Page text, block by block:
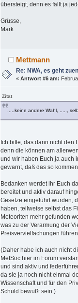
übersteigt, denn es fällt ja
Grüsse,
Mark
Mettmann
Re: NWA, es geht
«Antwort #6 am:
Zitat
.....keine andere Wahl, .....,
Ich bitte, das dann nicht den
denn die können am
und wir haben Euch ja auch
gewarnt, daß das so
Bedanken werdet ihr Euch
bereitet und aktiv darauf
Gesetze eingeführt wurden,
haben, teilweise selbst das
Meteoriten mehr gefunden
was zu der Verarmung der
Preisvervielfachungen
(Daher habe ich auch nicht
MetSoc hier im Forum
und sind aktiv und
da sie ja noch nicht einmal
Wissenschaft und für den
Schuld bewußt sein.)